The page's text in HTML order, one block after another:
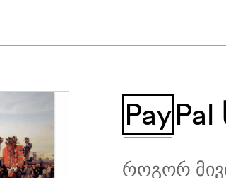
Pay
როგორ